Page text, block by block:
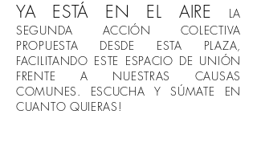
YA ESTÁ EN EL AIRE
LA
SEGUNDA ACCIÓN COLECTIVA
PROPUESTA DESDE ESTA PLAZA,
FACILITANDO ESTE ESPACIO DE UNIÓN
FRENTE A NUESTRAS CAUSAS
COMUNES. ESCUCHA Y SÚMATE EN
CUANTO QUIERAS!